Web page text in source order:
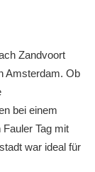
Zandvoort
Amsterdam. Ob
bei einem
Tag mit
war ideal für